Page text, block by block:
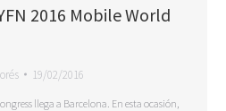
2016 Mobile World
19/02/2016
llega a Barcelona. En esta ocasión,